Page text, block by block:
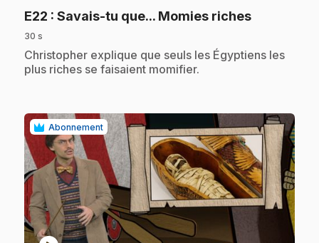
E22 : Savais-tu que... Momies riches.
30 s
.Christopher explique que seuls les Égyptiens les
plus riches se faisaient momifier.
Abonnement